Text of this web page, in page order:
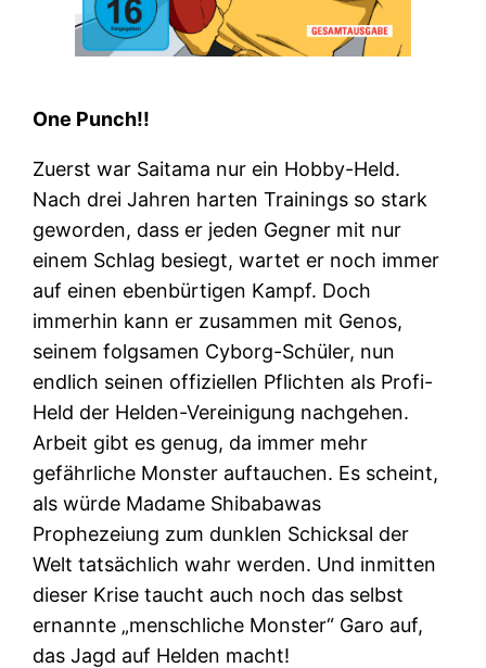
One Punch!!
Zuerst war Saitama nur ein Hobby-Held.
Nach drei Jahren harten Trainings so stark
geworden, dass er jeden Gegner mit nur
einem Schlag besiegt, wartet er noch immer
auf einen ebenbürtigen Kampf. Doch
immerhin kann er zusammen mit Genos,
seinem folgsamen Cyborg-Schüler, nun
endlich seinen offiziellen Pflichten als Profi-
Held der Helden-Vereinigung nachgehen.
Arbeit gibt es genug, da immer mehr
gefährliche Monster auftauchen. Es scheint,
als würde Madame Shibabawas
Prophezeiung zum dunklen Schicksal der
Welt tatsächlich wahr werden. Und inmitten
dieser Krise taucht auch noch das selbst
ernannte „menschliche Monster“ Garo auf,
das Jagd auf Helden macht!